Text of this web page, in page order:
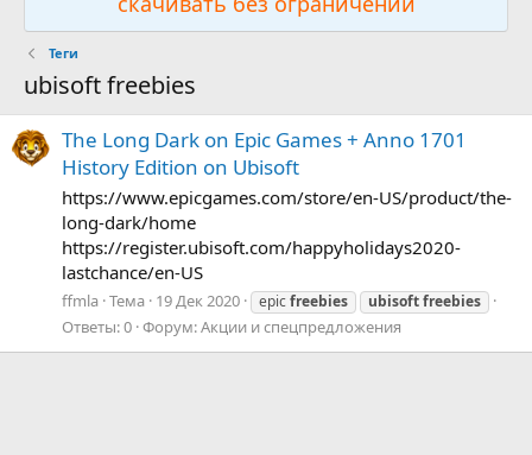
Теги
ubisoft freebies
The Long Dark on Epic Games + Anno 1701
History Edition on Ubisoft
https://www.epicgames.com/store/en-US/product/the-
long-dark/home
https://register.ubisoft.com/happyholidays2020-
lastchance/en-US
ffmla Тема 19 Дек 2020 epicfreebies ubisoftfreebies
Ответы: 0 Форум:Акции и спецпредложения